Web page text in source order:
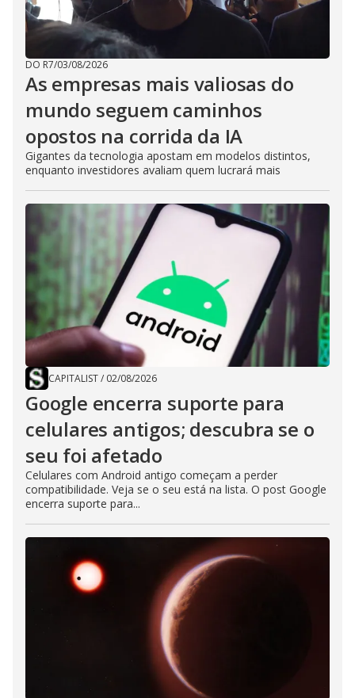
DO R7/03/08/2026
As empresas mais valiosas do
mundo seguem caminhos
opostos na corrida da IA
Gigantes da tecnologia apostam em modelos distintos,
enquanto investidores avaliam quem lucrará mais
CAPITALIST/ 02/08/2026
Google encerra suporte para
celulares antigos; descubra se o
seu foi afetado
Celulares com Android antigo começam a perder
compatibilidade. Veja se o seu está na lista. O post Google
encerra suporte para...